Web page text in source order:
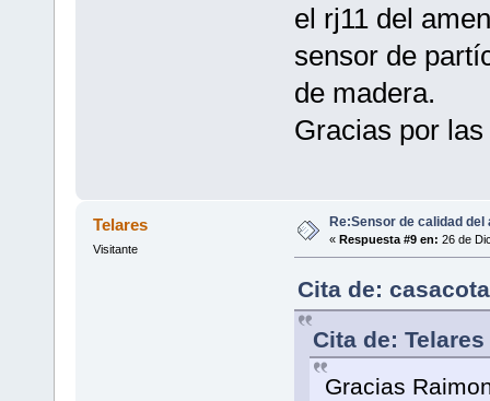
el rj11 del
sensor de
de madera.
Gracias por
Telares
Visitante
Re:Sensor de calidad del
« Respuesta #9 en: 26 de
Cita de:
Cita de:
Gracias